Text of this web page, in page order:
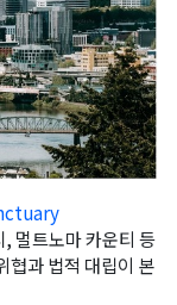
, 멀트노마 카운티 등
협과 법적 대립이 본